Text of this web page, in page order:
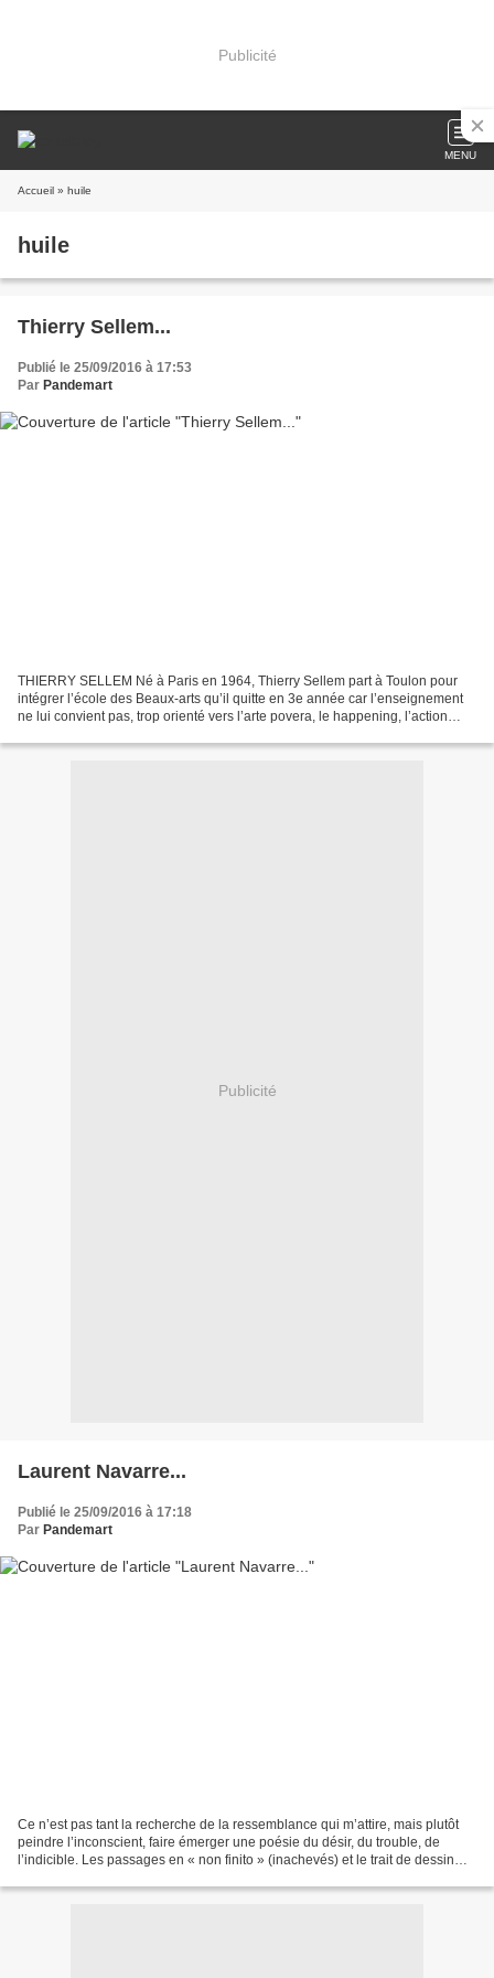
Publicité
MENU
Accueil » huile
huile
Thierry Sellem...
Publié le 25/09/2016 à 17:53
Par Pandemart
THIERRY SELLEM Né à Paris en 1964, Thierry Sellem part à Toulon pour
intégrer l’école des Beaux-arts qu’il quitte en 3e année car l’enseignement
ne lui convient pas, trop orienté vers l’arte povera, le happening, l’action
Publicité
Laurent Navarre...
Publié le 25/09/2016 à 17:18
Par Pandemart
Ce n’est pas tant la recherche de la ressemblance qui m’attire, mais plutôt
peindre l’inconscient, faire émerger une poésie du désir, du trouble, de
l’indicible. Les passages en « non finito » (inachevés) et le trait de dessin